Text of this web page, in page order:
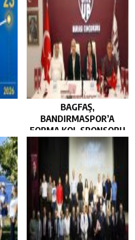
BAGFAŞ,
BANDIRMASPOR’A
FORMA KOL SPONSORU
OLARAK KUCAK AÇTI…